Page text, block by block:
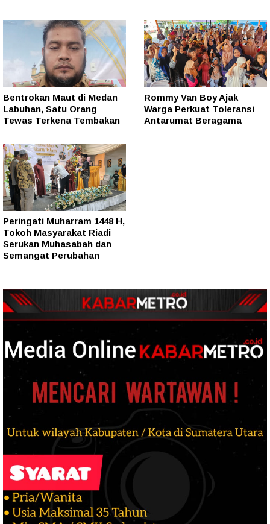
Bentrokan Maut di Medan
Labuhan, Satu Orang
Tewas Terkena Tembakan
Rommy Van Boy Ajak
Warga Perkuat Toleransi
Antarumat Beragama
Peringati Muharram 1448 H,
Tokoh Masyarakat Riadi
Serukan Muhasabah dan
Semangat Perubahan